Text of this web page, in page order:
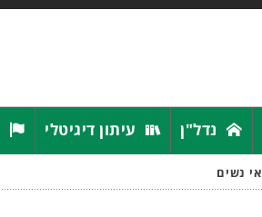
נדל"ן עיתון דיגיטלי
נשים